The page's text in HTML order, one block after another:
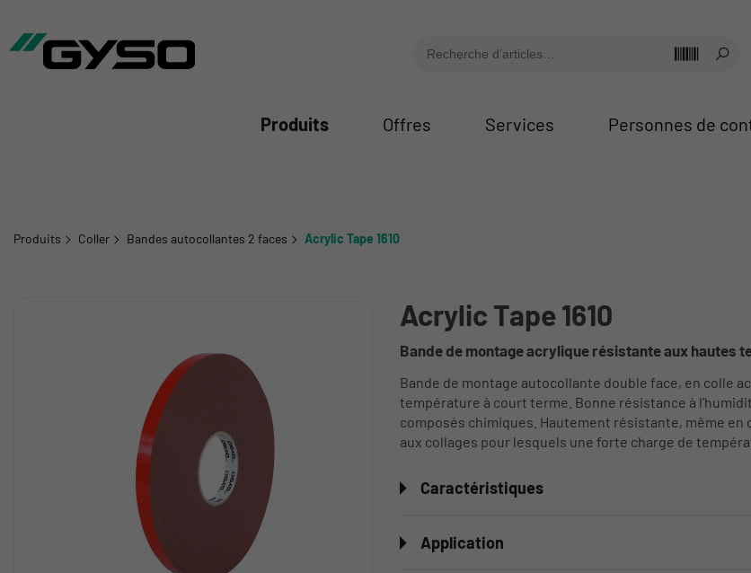
Produits Offres Services Personnes de
Produits Coller Bandes autocollantes 2 faces Acrylic Tape 1610
Acrylic Tape 1610
Bande de montage acrylique résistante aux hautes
Bande de montage autocollante double face, en colle
température à court terme. Bonne résistance à
composés chimiques. Hautement résistante, même
aux collages pour lesquels une forte charge de
Caractéristiques
Application